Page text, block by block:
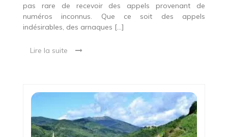
pas rare de recevoir des appels provenant de
numéros inconnus. Que ce soit des appels
indésirables, des arnaques […]
Lire la suite